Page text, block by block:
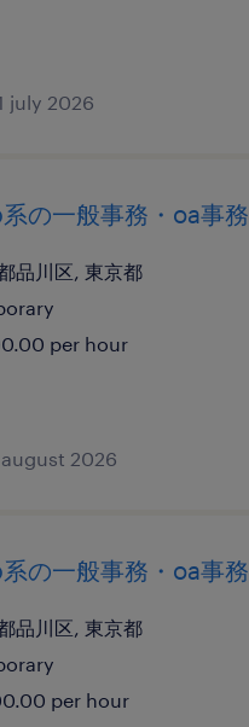
july 2026
の一般事務・oa事務
品川区, 東京都
per hour
2026
の一般事務・oa事務
品川区, 東京都
per hour